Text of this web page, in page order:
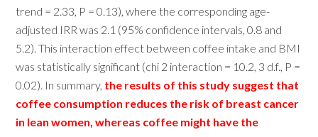
trend = 2.33, P = 0.13), where the corresponding age-
adjusted IRR was 2.1 (95% confidence intervals, 0.8 and
5.2). This interaction effect between coffee intake and BMI
was statistically significant (chi 2 interaction = 10.2, 3 d.f., P =
0.02). In summary, the results of this study suggest that
coffee consumption reduces the risk of breast cancer
in lean women, whereas coffee might have the